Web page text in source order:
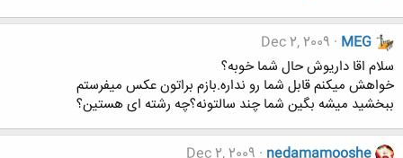
MEG
Dec 2, 2009
سلام اقا داریوش حال شما خوبه؟
خواهش میکنم قابل شما رو نداره.بازم براتون عکس میفرستم
ببخشید میشه بگین شما چند سالتونه؟چه رشته ای هستین؟